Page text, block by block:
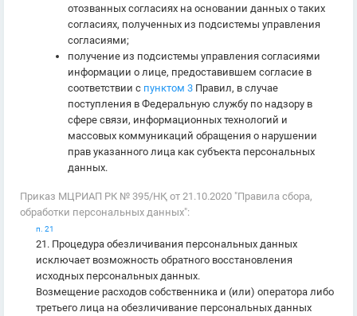
отозванных согласиях на основании данных о таких
согласиях, полученных из подсистемы управления
согласиями;
получение из подсистемы управления согласиями
информации о лице, предоставившем согласие в
соответствии с пунктом 3 Правил, в случае
поступления в Федеральную службу по надзору в
сфере связи, информационных технологий и
массовых коммуникаций обращения о нарушении
прав указанного лица как субъекта персональных
данных.
Приказ МЦРИАП РК № 395/НҚ от 21.10.2020 "Правила сбора,
обработки персональных данных":
п. 21
21. Процедура обезличивания персональных данных
исключает возможность обратного восстановления
исходных персональных данных.
Возмещение расходов собственника и (или) оператора либо
третьего лица на обезличивание персональных данных